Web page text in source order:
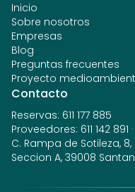
Inicio
Sobre nosotros
Empresas
Blog
Preguntas frecuentes
Proyecto
Contacto
Reservas: 611 177 885
Proveedores: 611 142 891 ·
C. Rampa de Sotileza, 8,
Seccion A, 39008